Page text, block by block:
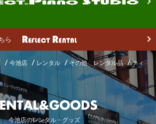
ら
今池店 レンタル その他 レンタル品
ティ
今池店のレンタル・グッズ